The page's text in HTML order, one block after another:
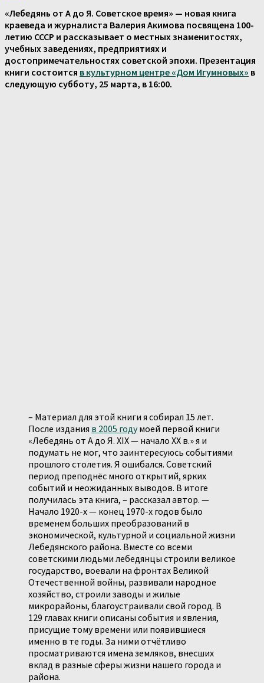
Отправить
«Лебедянь от А до Я. Советское время» — новая книга
краеведа и журналиста Валерия Акимова посвящена 100-
летию СССР и рассказывает о местных знаменитостях,
учебных заведениях, предприятиях и
достопримечательностях советской эпохи. Презентация
книги состоится в культурном центре «Дом Игумновых» в
следующую субботу, 25 марта, в 16:00.
– Материал для этой книги я собирал 15 лет.
После издания в 2005 годумоей первой книги
«Лебедянь от А до Я. XIX — начало XX в.» я и
подумать не мог, что заинтересуюсь событиями
прошлого столетия. Я ошибался. Советский
период преподнёс много открытий, ярких
событий и неожиданных выводов. В итоге
получилась эта книга, – рассказал автор. —
Начало 1920-х — конец 1970-х годов было
временем больших преобразований в
экономической, культурной и социальной жизни
Лебедянского района. Вместе со всеми
советскими людьми лебедянцы строили великое
государство, воевали на фронтах Великой
Отечественной войны, развивали народное
хозяйство, строили заводы и жилые
микрорайоны, благоустраивали свой город. В
129 главах книги описаны события и явления,
присущие тому времени или появившиеся
именно в те годы. За ними отчётливо
просматриваются имена земляков, внесших
вклад в разные сферы жизни нашего города и
района.